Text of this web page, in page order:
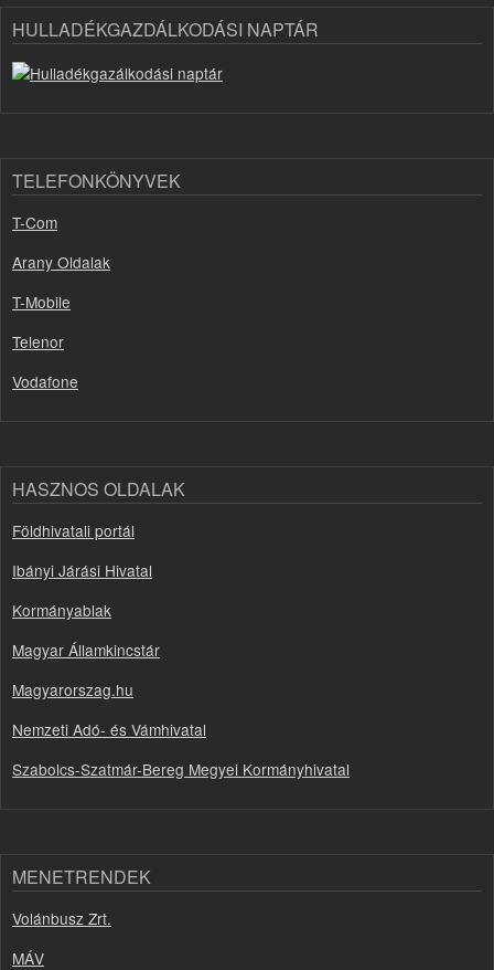
HULLADÉKGAZDÁLKODÁSI NAPTÁR
TELEFONKÖNYVEK
T-Com
Arany Oldalak
T-Mobile
Telenor
Vodafone
HASZNOS OLDALAK
Földhivatali portál
Ibányi Járási Hivatal
Kormányablak
Magyar Államkincstár
Magyarorszag.hu
Nemzeti Adó- és Vámhivatal
Szabolcs-Szatmár-Bereg Megyei Kormányhivatal
MENETRENDEK
Volánbusz Zrt.
MÁV